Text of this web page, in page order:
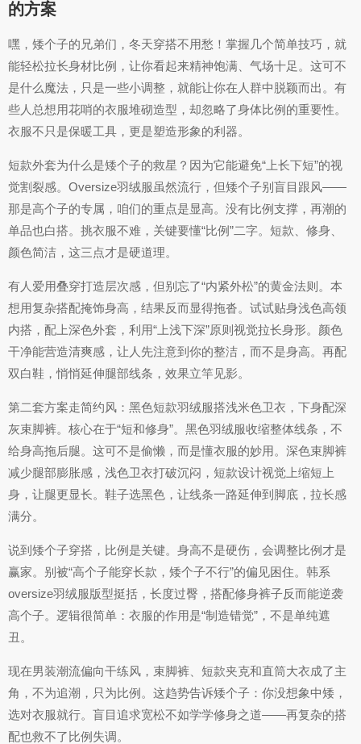
的方案
嘿，矮个子的兄弟们，冬天穿搭不用愁！掌握几个简单技巧，就
能轻松拉长身材比例，让你看起来精神饱满、气场十足。这可不
是什么魔法，只是一些小调整，就能让你在人群中脱颖而出。有
些人总想用花哨的衣服堆砌造型，却忽略了身体比例的重要性。
衣服不只是保暖工具，更是塑造形象的利器。
短款外套为什么是矮个子的救星？因为它能避免“上长下短”的视
觉割裂感。Oversize羽绒服虽然流行，但矮个子别盲目跟风——
那是高个子的专属，咱们的重点是显高。没有比例支撑，再潮的
单品也白搭。挑衣服不难，关键要懂“比例”二字。短款、修身、
颜色简洁，这三点才是硬道理。
有人爱用叠穿打造层次感，但别忘了“内紧外松”的黄金法则。本
想用复杂搭配掩饰身高，结果反而显得拖沓。试试贴身浅色高领
内搭，配上深色外套，利用“上浅下深”原则视觉拉长身形。颜色
干净能营造清爽感，让人先注意到你的整洁，而不是身高。再配
双白鞋，悄悄延伸腿部线条，效果立竿见影。
第二套方案走简约风：黑色短款羽绒服搭浅米色卫衣，下身配深
灰束脚裤。核心在于“短和修身”。黑色羽绒服收缩整体线条，不
给身高拖后腿。这可不是偷懒，而是懂衣服的妙用。深色束脚裤
减少腿部膨胀感，浅色卫衣打破沉闷，短款设计视觉上缩短上
身，让腿更显长。鞋子选黑色，让线条一路延伸到脚底，拉长感
满分。
说到矮个子穿搭，比例是关键。身高不是硬伤，会调整比例才是
赢家。别被“高个子能穿长款，矮个子不行”的偏见困住。韩系
oversize羽绒服版型挺括，长度过臀，搭配修身裤子反而能逆袭
高个子。逻辑很简单：衣服的作用是“制造错觉”，不是单纯遮
丑。
现在男装潮流偏向干练风，束脚裤、短款夹克和直筒大衣成了主
角，不为追潮，只为比例。这趋势告诉矮个子：你没想象中矮，
选对衣服就行。盲目追求宽松不如学学修身之道——再复杂的搭
配也救不了比例失调。